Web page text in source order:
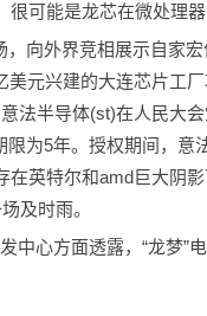
可能是龙芯在微处理
向外界竞相展示自家
元兴建的大连芯片工
法半导体(st)在人民大
为5年。授权期间，意
英特尔和amd巨大阴
及时雨。
中心方面透露，“龙梦”